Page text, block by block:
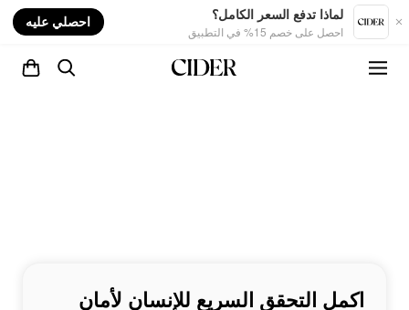
لماذا تدفع السعر الكامل؟
احصل على خصم 15% في التطبيق
احصلي عليه
اكمل التحقق السريع للإنسان لأمان